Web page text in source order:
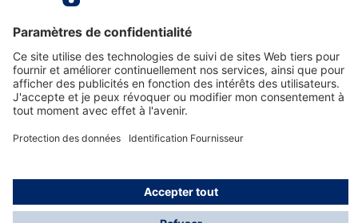
Nous contacter
Service de e-commande Dräger
Informations sur les produits
© Dräger France SAS, 2024
*Prix hors taxe. Frais de gestion et de livraison standard